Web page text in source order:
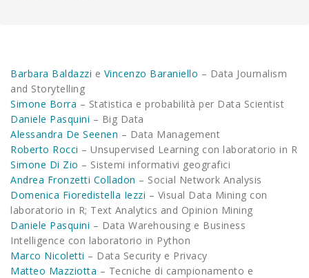
Barbara Baldazzi e Vincenzo Baraniello – Data Journalism
and Storytelling
Simone Borra – Statistica e probabilità per Data Scientist
Daniele Pasquini – Big Data
Alessandra De Seenen – Data Management
Roberto Rocci – Unsupervised Learning con laboratorio in R
Simone Di Zio – Sistemi informativi geografici
Andrea Fronzetti Colladon – Social Network Analysis
Domenica Fioredistella Iezzi – Visual Data Mining con
laboratorio in R; Text Analytics and Opinion Mining
Daniele Pasquini – Data Warehousing e Business
Intelligence con laboratorio in Python
Marco Nicoletti – Data Security e Privacy
Matteo Mazziotta – Tecniche di campionamento e